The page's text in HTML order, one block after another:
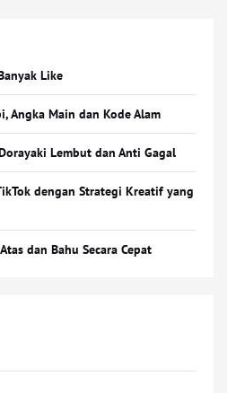
Like
Angka Main dan Kode Alam
Lembut dan Anti Gagal
dengan Strategi Kreatif yang
dan Bahu Secara Cepat